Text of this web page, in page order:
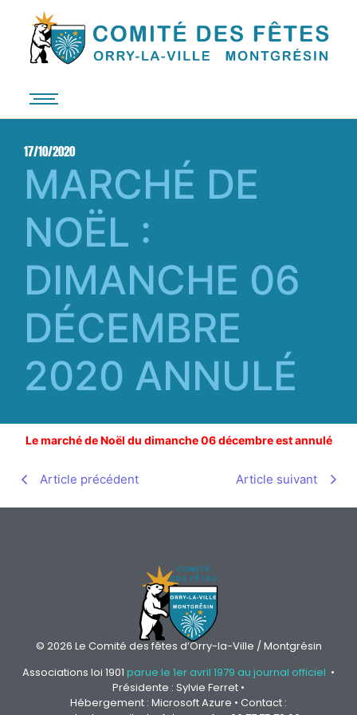
17/10/2020
MARCHÉ DE
NOËL :
DIMANCHE 06
DÉCEMBRE
2020 ANNULÉ
Le marché de Noël du dimanche 06 décembre est annulé
Article précédent Article suivant
© 2026 Le Comité des fêtes d’Orry-la-Ville / Montgrésin
Associations loi 1901 parue le 1er avril 1979 au journal officiel •
Présidente : Sylvie Ferret •
Hébergement : Microsoft Azure • Contact :